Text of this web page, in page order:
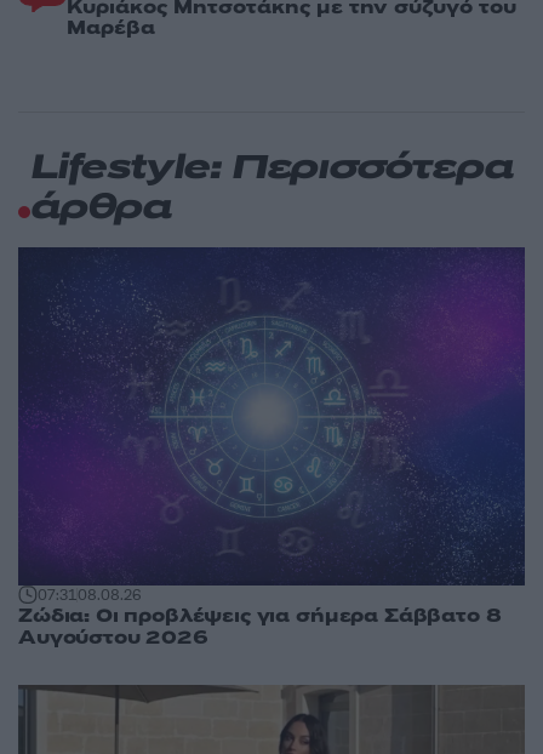
Κυριάκος Μητσοτάκης με την σύζυγό του
Μαρέβα
Lifestyle: Περισσότερα
άρθρα
07:3108.08.26
Ζώδια: Οι προβλέψεις για σήμερα Σάββατο 8
Αυγούστου 2026